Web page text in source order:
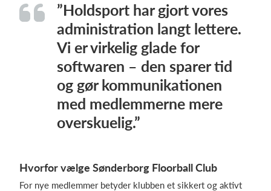
”Holdsport har gjort vores
administration langt lettere.
Vi er virkelig glade for
softwaren – den sparer tid
og gør kommunikationen
med medlemmerne mere
overskuelig.”
Hvorfor vælge Sønderborg Floorball Club
For nye medlemmer betyder klubben et sikkert og aktivt